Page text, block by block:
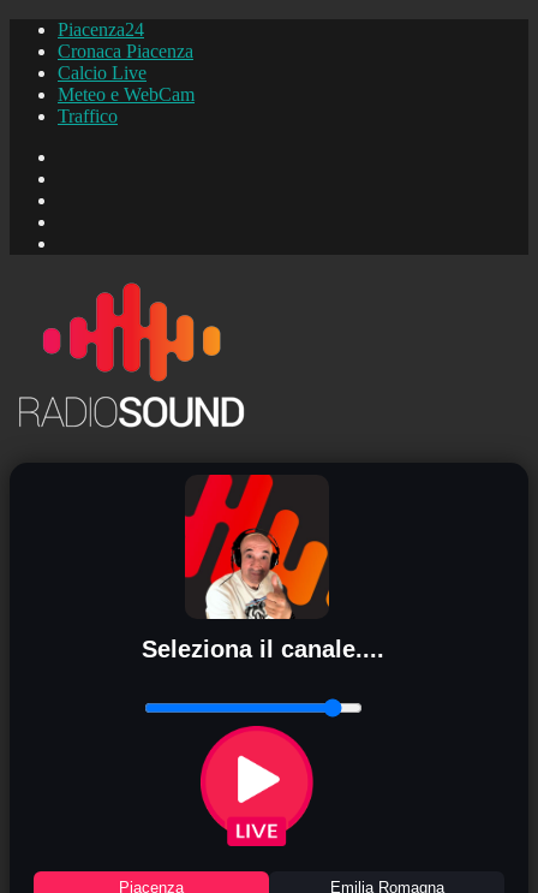
Piacenza24
Cronaca Piacenza
Calcio Live
Meteo e WebCam
Traffico
Seleziona il canale....
Piacenza Emilia Romagna